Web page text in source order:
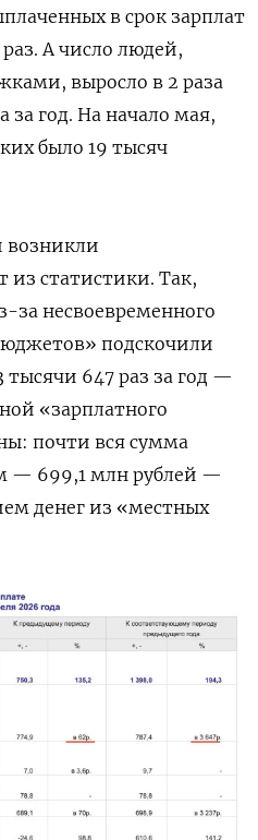
в срок зарплат
А число людей,
выросло в 2 раза
за год. На начало мая,
было 19 тысяч
возникли
из статистики. Так,
за несвоевременного
подскочили
тысячи 647 раз за год —
«зарплатного
почти вся сумма
— 699,1 млн рублей —
денег из «местных